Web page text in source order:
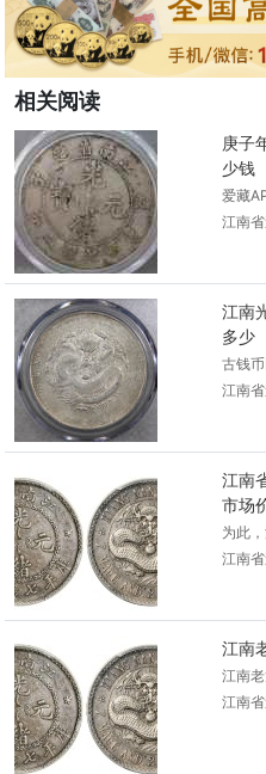
相关阅读
庚子
少钱
爱藏
江南
江南
多少
古钱
江南
江南
市场
为此
江南
江南
江南
江南